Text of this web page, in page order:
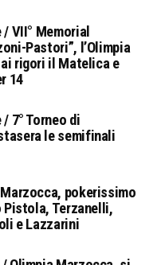
VII° Memorial
Pastori”, l’Olimpia
rigori il Matelica e
14
7° Torneo di
le semifinali
pokerissimo
Terzanelli,
e Lazzarini